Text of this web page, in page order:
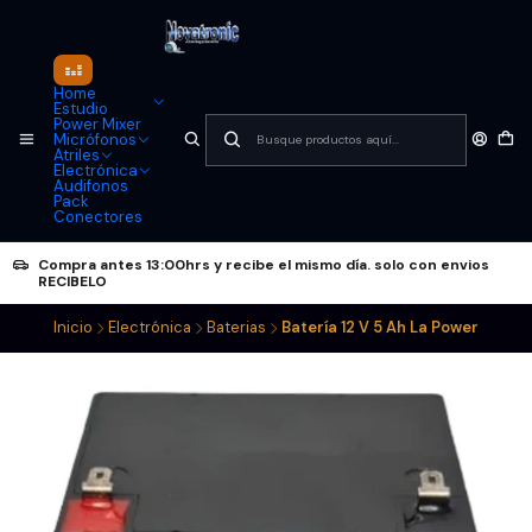
Home
Estudio
Power Mixer
Micrófonos
Atriles
Electrónica
Audifonos
Pack
Conectores
Compra antes 13:00hrs y recibe el mismo día. solo con envios
RECIBELO
Inicio Electrónica Baterias Batería 12 V 5 Ah La Power